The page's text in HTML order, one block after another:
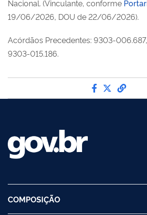
Nacional. (Vinculante, conforme
19/06/2026, DOU de 22/06/2026).
Acórdãos Precedentes: 9303-
9303-015.186.
link
COMPOSIÇÃO